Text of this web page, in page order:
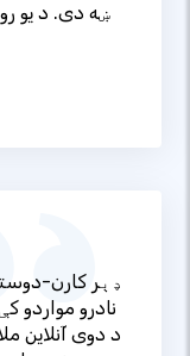
ښه دی. د یو
نادرو مواردو
د دوی آنلاین